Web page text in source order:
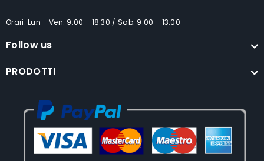
Orari: Lun - Ven: 9:00 - 18:30 / Sab: 9:00 - 13:00
Follow us
PRODOTTI